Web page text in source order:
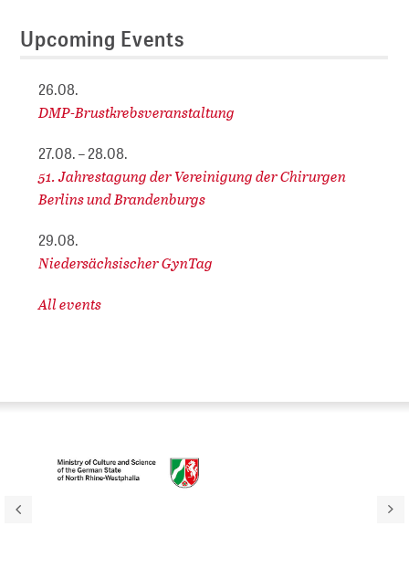
Upcoming Events
26.08.
DMP-Brustkrebsveranstaltung
27.08. – 28.08.
51. Jahrestagung der Vereinigung der Chirurgen
Berlins und Brandenburgs
29.08.
Niedersächsischer GynTag
All events